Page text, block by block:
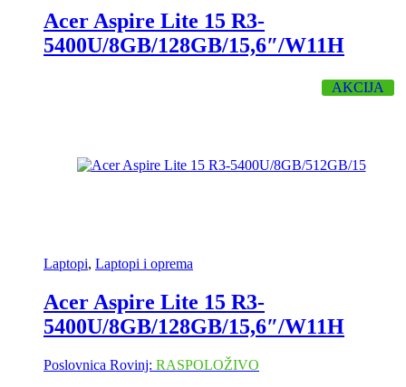
Acer Aspire Lite 15 R3-
5400U/8GB/128GB/15,6″/W11H
AKCIJA
Laptopi, Laptopi i oprema
Acer Aspire Lite 15 R3-
5400U/8GB/128GB/15,6″/W11H
Poslovnica Rovinj: RASPOLOŽIVO